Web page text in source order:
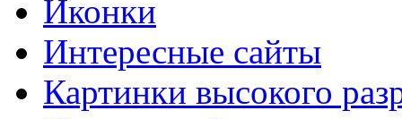
Иконки
Интересные сайты
Картинки высокого